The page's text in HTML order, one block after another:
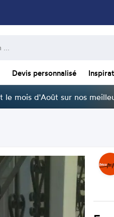
Devis personnalisé
le mois d'Août sur nos